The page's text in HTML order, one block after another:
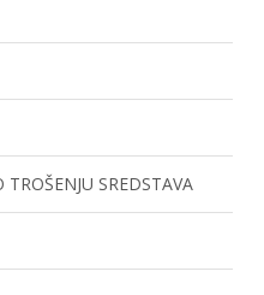
TROŠENJU SREDSTAVA